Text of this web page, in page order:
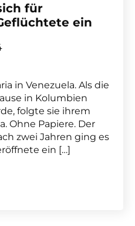
für
ein
in Venezuela. Als die
in Kolumbien
folgte sie ihrem
Ohne Papiere. Der
zwei Jahren ging es
ein […]